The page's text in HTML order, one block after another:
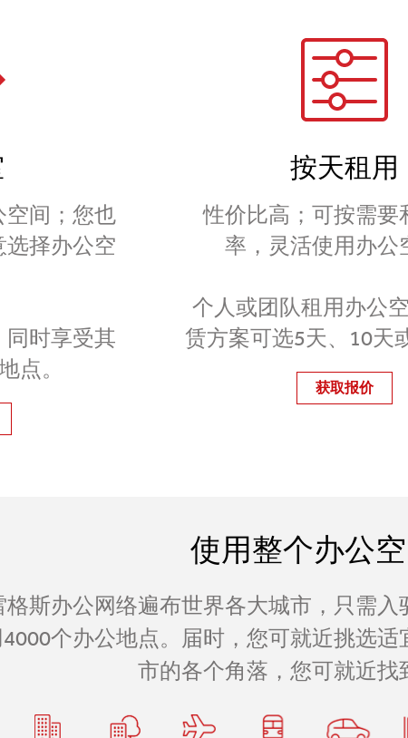
空间；您也
择办公空
时享受其
点。
按天租用
性价比高；可按需要
率，灵活使用办公
个人或团队租用办公
赁方案可选5天、10天
获取报价
使用整个办公
格斯办公网络遍布世界各大城市，只需
4000个办公地点。届时，您可就近挑选
市的各个角落，您可就近找